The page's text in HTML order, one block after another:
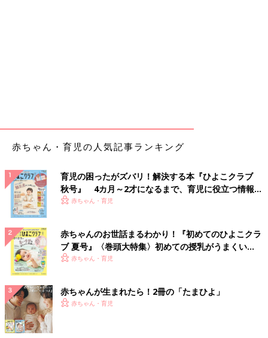
こうした問題点が大きくなると、子どもの心の成長に影響を及ぼ
しかねません。また親子で依存し合う関係性が強いと、たとえば
子どものトラブルに親が介入して大切な友だち関係が崩れるな
ど、子どもの世界を壊す危険性もあります。
おもちゃを貸してあげられないことは
悪？しつけができてない親？[噛みしめ育
です。この[噛みしめ育児スルメ日記]では、噛
めば噛むほど味がでるスルメのような育児の話
や、妊娠出産の時の話を描いていこうと思いま
もちゃの取り合いで揉めてたらどうします
か？？
ジブラルタ生命が2016年に行った“親子のつながりに関する調
査”によると「子どもにとってどんな親になりたいと思います
か？」とママ・パパに質問したある調査によると、１位は「何で
も相談でき、楽しみや喜びを共有できる存在」。つまり、子ども
と楽しいことや喜びを共有できる“お友だち親子”のような関係性
赤ちゃん・育児の人気記事ランキング
育児の困ったがズバリ！解決する本『ひよこクラブ
秋号』 4カ月～2才になるまで、育児に役立つ情報が
いっぱい！
赤ちゃん・育児
赤ちゃんのお世話まるわかり！『初めてのひよこクラ
ブ 夏号』〈巻頭大特集〉初めての授乳がうまくい
く！ おっぱい・ミルクの基本と夏のトラブル 解決テ
赤ちゃん・育児
赤ちゃんが生まれたら！2冊の「たまひよ」
赤ちゃん・育児